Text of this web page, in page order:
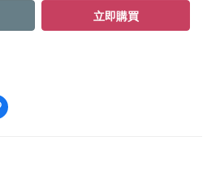
立即購買